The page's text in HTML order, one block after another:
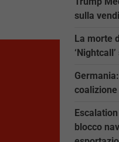
sulla
La morte
coalizione
blocco